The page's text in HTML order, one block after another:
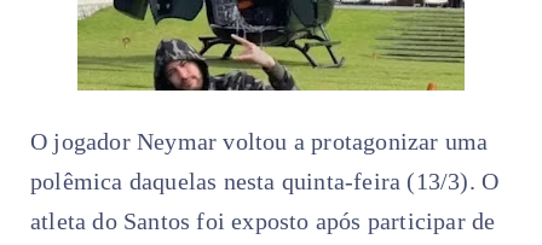
O jogador Neymar voltou a protagonizar uma
polêmica daquelas nesta quinta-feira (13/3). O
atleta do Santos foi exposto após participar de